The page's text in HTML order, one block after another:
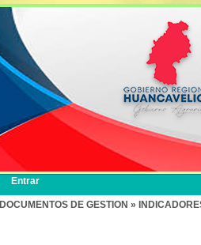
Entrar
DOCUMENTOS DE GESTION »